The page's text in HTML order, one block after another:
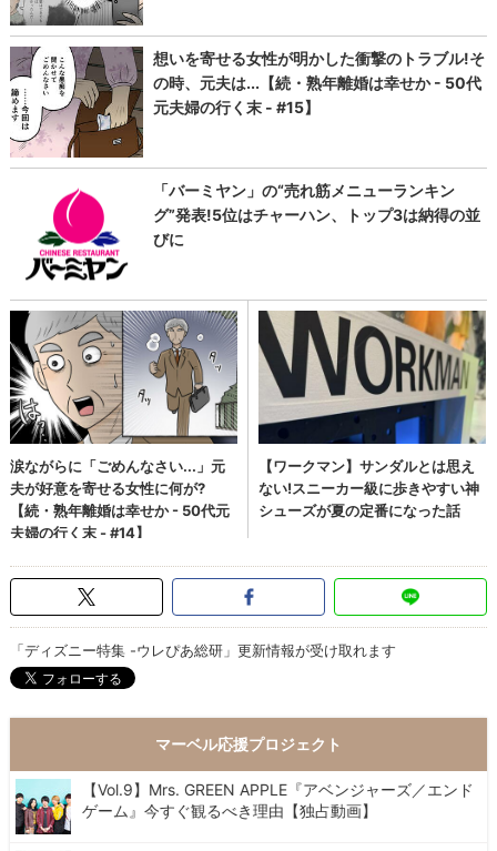
「ディズニー特集 -ウレぴあ総研」更新情報が受け取れます
マーベル応援プロジェクト
【Vol.9】Mrs. GREEN APPLE『アベンジャーズ／エンド
ゲーム』今すぐ観るべき理由【独占動画】